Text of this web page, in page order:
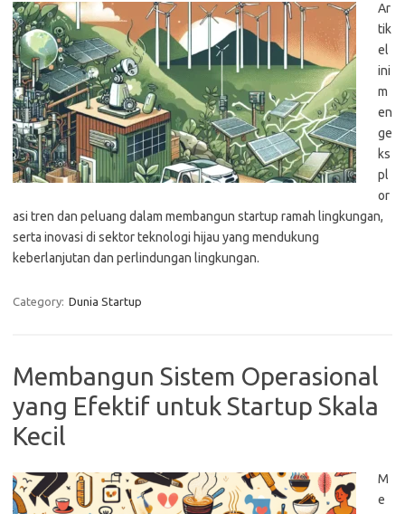
Ar
tik
el
ini
m
en
ge
ks
pl
or
asi tren dan peluang dalam membangun startup ramah lingkungan,
serta inovasi di sektor teknologi hijau yang mendukung
keberlanjutan dan perlindungan lingkungan.
Category: Dunia Startup
Membangun Sistem Operasional
yang Efektif untuk Startup Skala
Kecil
M
e